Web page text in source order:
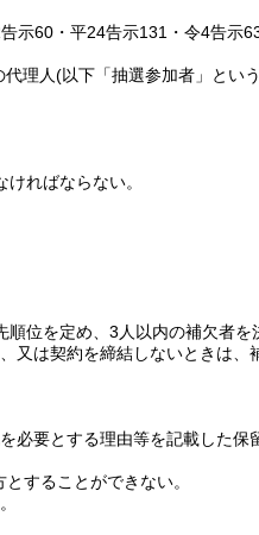
示60・平24告示131・令4告示
理人(以下「抽選参加者」とい
ればならない。
位を定め、3人以内の補欠者を
又は契約を締結しないときは、
必要とする理由等を記載した保
することができない。